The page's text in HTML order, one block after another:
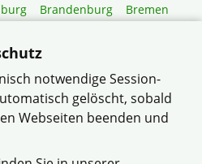
Brandenburg
Bremen
Saarland
Schleswig-Holstein
Thüringen
Gartenberatung
Steinförde im Verband
notwendige Session-
gelöscht, sobald
Webseiten beenden und